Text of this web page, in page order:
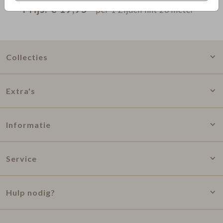
Prijs:€ 19,95 per 1 Zijden lint 20 meter
Collecties
Extra's
Informatie
Service
Hulp nodig?